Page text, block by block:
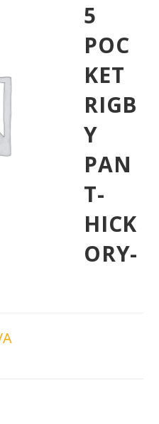
5
POC
KET
RIGB
Y
PAN
T-
HICK
ORY-